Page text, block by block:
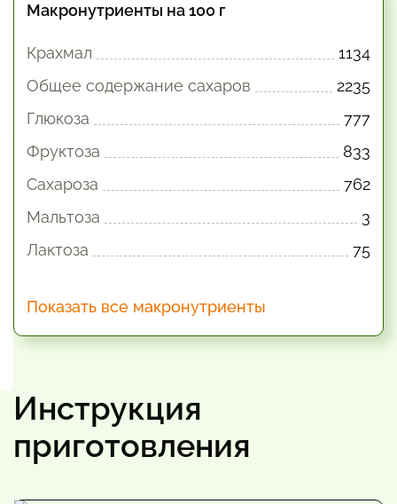
Макронутриенты на 100 г
Крахмал
1134
Общее содержание сахаров
2235
Глюкоза
777
Фруктоза
833
Сахароза
762
Мальтоза
3
Лактоза
75
Показать все макронутриенты
Инструкция
приготовления